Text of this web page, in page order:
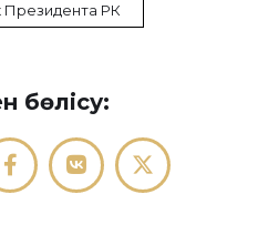
РК
бөлісу: